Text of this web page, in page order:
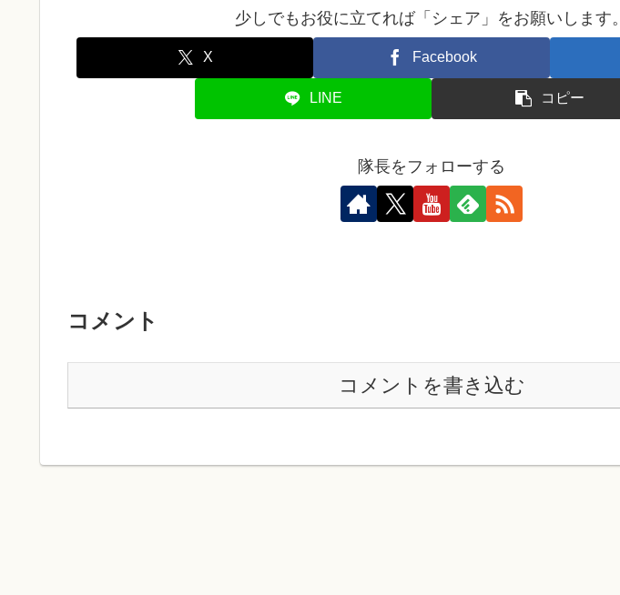
少しでもお役に立てれば「シェア」をお願いします。
X Facebook
LINE コピー
隊長をフォローする
コメント
コメントを書き込む